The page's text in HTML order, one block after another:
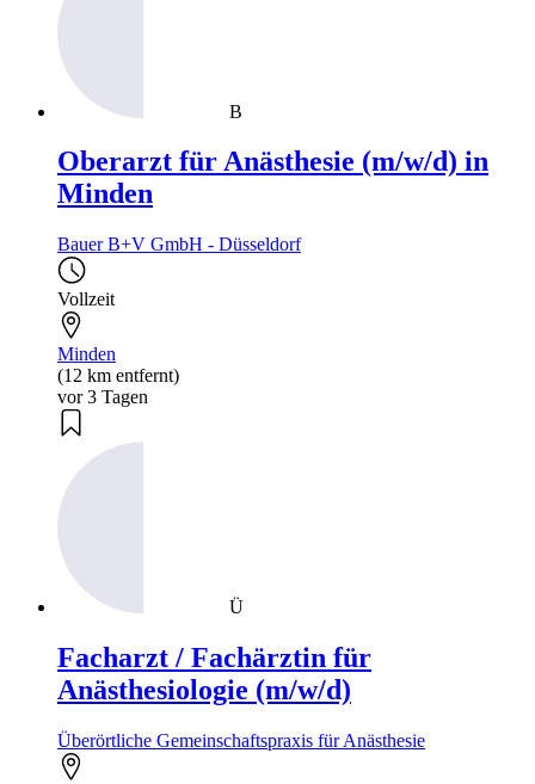
B
Oberarzt für Anästhesie (m/w/d) in
Minden
Bauer B+V GmbH - Düsseldorf
Vollzeit
Minden
(12 km entfernt)
vor 3 Tagen
Ü
Facharzt / Fachärztin für
Anästhesiologie (m/w/d)
Überörtliche Gemeinschaftspraxis für Anästhesie